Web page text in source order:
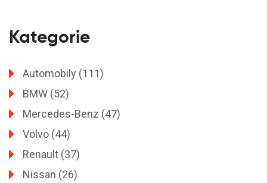
Kategorie
Automobily (111)
BMW (52)
Mercedes-Benz (47)
Volvo (44)
Renault (37)
Nissan (26)